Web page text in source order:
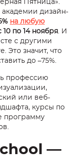
Пятница».
дизайн-
на любую
по 14 ноября . И
с другими
Это значит, что
до –75%.
профессию
или веб-
курсы по
программу
—